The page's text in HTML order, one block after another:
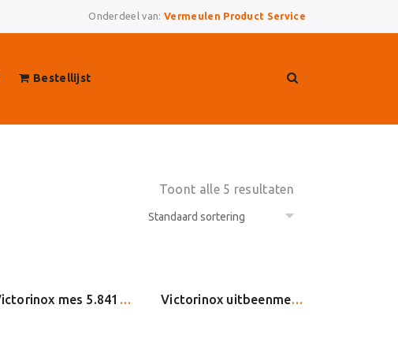
Onderdeel van: Vermeulen Product Service
Bestellijst
Toont alle 5 resultaten
Victorinox mes 5.8412.15 15cm geel heft (09106)(Oud Swibo 21215) Victorinox uitbeenmes, 15cm, 5.6613.15, flex. zwart heft, krom,